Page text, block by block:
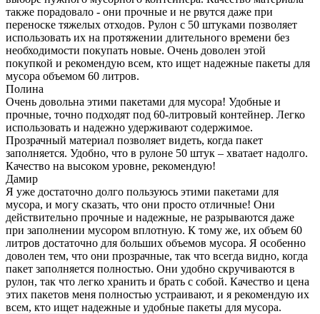
также порадовало - они прочные и не рвутся даже при
переноске тяжелых отходов. Рулон с 50 штуками позволяет
использовать их на протяжении длительного времени без
необходимости покупать новые. Очень доволен этой
покупкой и рекомендую всем, кто ищет надежные пакеты для
мусора объемом 60 литров.
Полина
Очень довольна этими пакетами для мусора! Удобные и
прочные, точно подходят под 60-литровый контейнер. Легко
использовать и надежно удерживают содержимое.
Прозрачный материал позволяет видеть, когда пакет
заполняется. Удобно, что в рулоне 50 штук – хватает надолго.
Качество на высоком уровне, рекомендую!
Дамир
Я уже достаточно долго пользуюсь этими пакетами для
мусора, и могу сказать, что они просто отличные! Они
действительно прочные и надежные, не разрываются даже
при заполнении мусором вплотную. К тому же, их объем 60
литров достаточно для больших объемов мусора. Я особенно
доволен тем, что они прозрачные, так что всегда видно, когда
пакет заполняется полностью. Они удобно скручиваются в
рулон, так что легко хранить и брать с собой. Качество и цена
этих пакетов меня полностью устраивают, и я рекомендую их
всем, кто ищет надежные и удобные пакеты для мусора.